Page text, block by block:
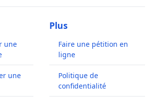
une
une
Plus
Faire une pétition en
ligne
Politique de
confidentialité